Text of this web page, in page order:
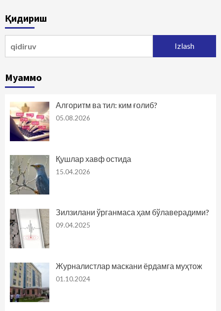
Қидириш
Муаммо
Алгоритм ва тил: ким ғолиб?
05.08.2026
Қушлар хавф остида
15.04.2026
Зилзилани ўрганмаса ҳам бўлаверадими?
09.04.2025
Журналистлар маскани ёрдамга муҳтож
01.10.2024